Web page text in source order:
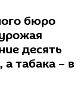
бюро
десять
табака – в